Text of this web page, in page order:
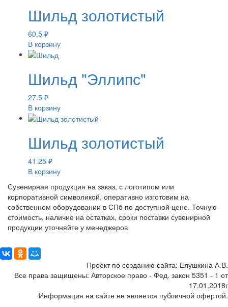
Шильд золотистый
60.5 ₽
В корзину
Шильд "Эллипс"
27.5 ₽
В корзину
Шильд золотистый
41.25 ₽
В корзину
Сувенирная продукция на заказ, с логотипом или
корпоративной символикой, оперативно изготовим на
собственном оборудовании в СПб по доступной цене. Точную
стоимость, наличие на остатках, сроки поставки сувенирной
продукции уточняйте у менеджеров
Проект по созданию сайта: Елушкина А.В.
Все права защищены: Авторское право - Фед. закон 5351 - 1 от
17.01.2018г
Информация на сайте не является публичной офертой.